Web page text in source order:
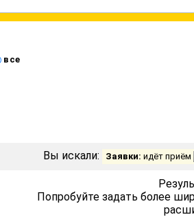
все
Вы искали: Заявки: идёт приём
Попробуйте задать более